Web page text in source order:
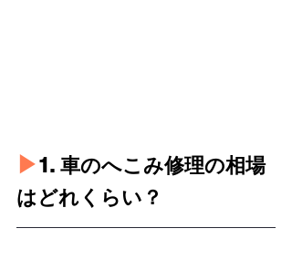
▶︎1. 車のへこみ修理の相場
はどれくらい？